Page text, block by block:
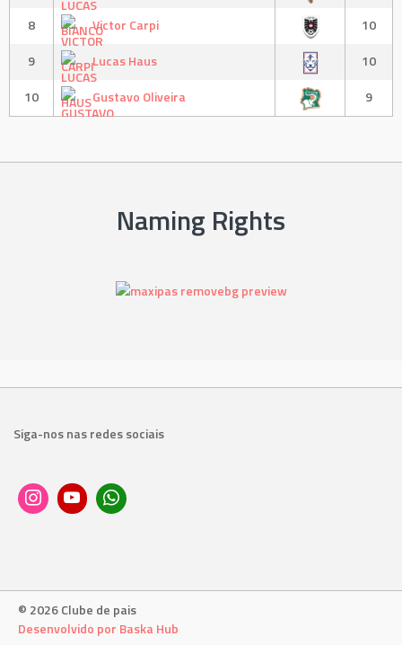
8
Victor Carpi
10
9
Lucas Haus
10
10
Gustavo Oliveira 9
Naming Rights
Siga-nos nas redes sociais
© 2026 Clube de pais
Desenvolvido por Baska Hub